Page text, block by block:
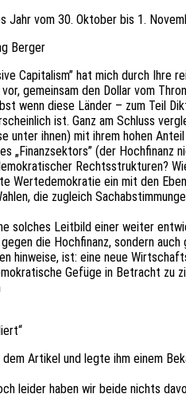
Jahr vom 30. Okto­ber bis 1.
Berger
Capi­ta­lism” hat mich durch Ihre
vor, gemein­sam den Dollar vom
wenn diese Länder – zum Teil
ist. Ganz am Schluss
unter ihnen) mit ihrem hohen
„Finanz­sek­tors” (der
Rechts­struk­tu­ren?
Werte­de­mo­kra­tie ein mit den
die zugleich
solches Leit­bild einer weiter
die Hoch­fi­nanz, sondern
hinwei­se, ist: eine neue
Gefüge in Betracht zu
Arti­kel und legte ihm einem
leider haben wir beide nichts